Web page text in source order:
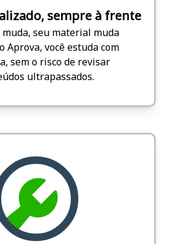
sempre à frente
muda, seu material muda
Aprova, você estuda com
sem o risco de revisar
ultrapassados.